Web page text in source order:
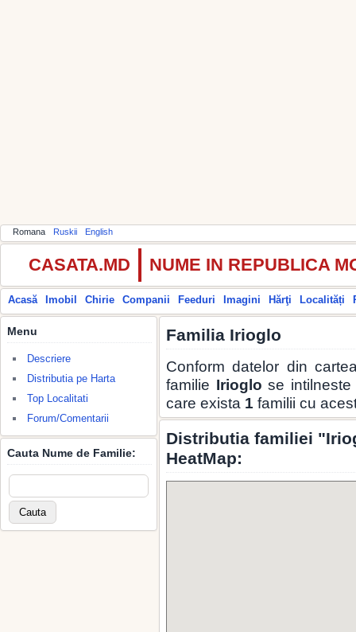
Romana Ruskii English
CASATA.MD NUME IN REPUBLICA
Acasă Imobil Chirie Companii Feeduri Imagini Hărţi Localități
Menu
Descriere
Distributia pe Harta
Top Localitati
Forum/Comentarii
Cauta Nume de Familie:
Familia Irioglo
Conform datelor din
familie Irioglo se
care exista 1 familii cu
Distributia familiei
HeatMap: